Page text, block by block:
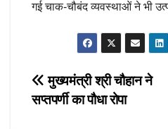
गई चाक-चौबंद व्यवस्थाओं ने भी
Post
navigation
मुख्यमंत्री श्री चौहान ने
सप्तपर्णी का पौधा रोपा